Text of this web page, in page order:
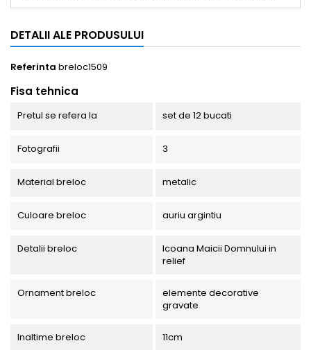
DETALII ALE PRODUSULUI
Referinta breloc1509
Fisa tehnica
Pretul se refera la set de 12 bucati
Fotografii 3
Material breloc metalic
Culoare breloc auriu argintiu
Detalii breloc
Icoana Maicii Domnului in
relief
Ornament breloc
elemente decorative
gravate
Inaltime breloc 11cm